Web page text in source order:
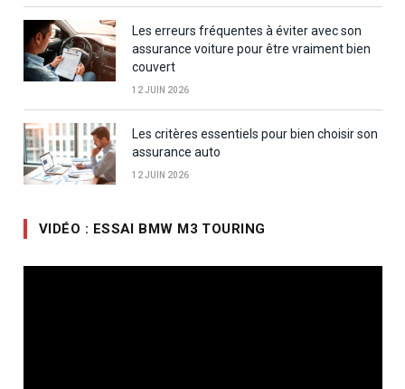
Les erreurs fréquentes à éviter avec son
assurance voiture pour être vraiment bien
couvert
12 JUIN 2026
Les critères essentiels pour bien choisir son
assurance auto
12 JUIN 2026
VIDÉO : ESSAI BMW M3 TOURING